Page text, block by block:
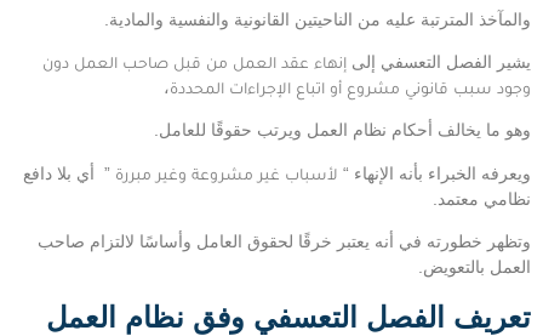
والمآخذ المترتبة عليه من الناحيتين القانونية والنفسية والمادية.
يشير الفصل التعسفي إلى إنهاء عقد العمل من قبل صاحب العمل دون
وجود سبب قانوني مشروع أو اتباع الإجراءات المحددة،
وهو ما يخالف أحكام نظام العمل ويرتب حقوقًا للعامل.
ويعرفه الخبراء بأنه الإنهاء “ لأسباب غير مشروعة وغير مبررة ” أي بلا دافع
نظامي معتمد.
وتظهر خطورته في أنه يعتبر خرقًا لحقوق العامل وأساسًا لالتزام صاحب
العمل بالتعويض.
تعريف الفصل التعسفي وفق نظام العمل